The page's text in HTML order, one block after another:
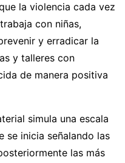
la violencia cada vez
con niñas,
y erradicar la
y talleres con
de manera positiva
simula una escala
se inicia señalando las
las más